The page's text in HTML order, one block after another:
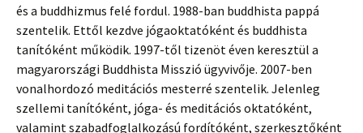
és a buddhizmus felé fordul. 1988-ban buddhista pappá
szentelik. Ettől kezdve jógaoktatóként és buddhista
tanítóként működik. 1997-től tizenöt éven keresztül a
magyarországi Buddhista Misszió ügyvivője. 2007-ben
vonalhordozó meditációs mesterré szentelik. Jelenleg
szellemi tanítóként, jóga- és meditációs oktatóként,
valamint szabadfoglalkozású fordítóként, szerkesztőként